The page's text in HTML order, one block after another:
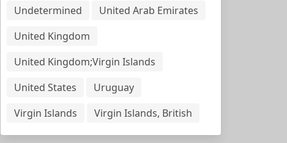
Undetermined
United Arab Emirates
United Kingdom
United Kingdom;Virgin Islands
United States
Uruguay
Virgin Islands
Virgin Islands, British